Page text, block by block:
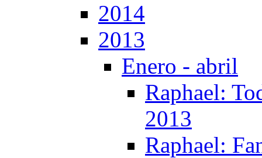
2014
2013
Enero - abril
Raphael:
2013
Raphael: